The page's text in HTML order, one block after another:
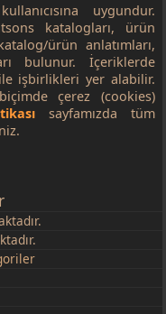
uygundur.
katalogları, ürün
ürün anlatımları,
bulunur. İçeriklerde
işbirlikleri yer alabilir.
çerez (cookies)
sayfamızda tüm